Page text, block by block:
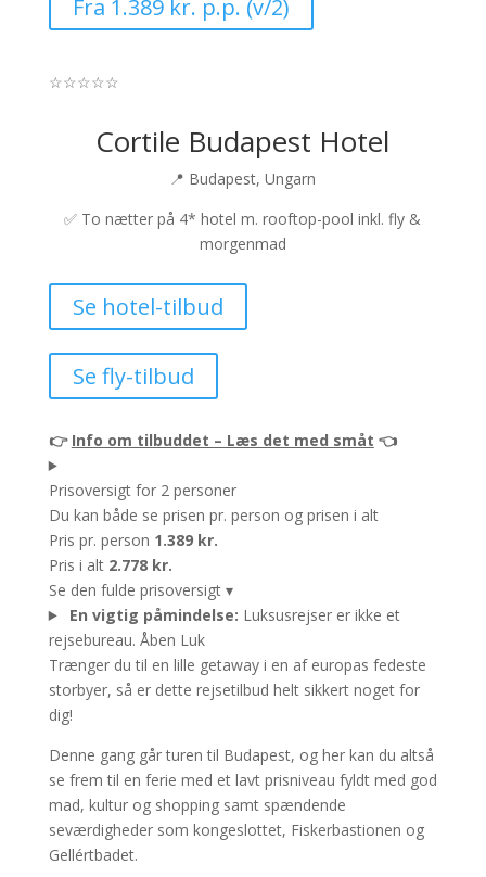
Fra 1.389 kr. p.p. (v/2)
☆☆☆☆☆
Cortile Budapest Hotel
📍 Budapest, Ungarn
✅ To nætter på 4* hotel m. rooftop-pool inkl. fly &
morgenmad
Se hotel-tilbud
Se fly-tilbud
👉 Info om tilbuddet – Læs det med småt 👈
Prisoversigt for 2 personer
Du kan både se prisen pr. person og prisen i alt
Pris pr. person 1.389 kr.
Pris i alt 2.778 kr.
Se den fulde prisoversigt ▾
En vigtig påmindelse: Luksusrejser er ikke et
rejsebureau. Åben Luk
Trænger du til en lille getaway i en af europas fedeste
storbyer, så er dette rejsetilbud helt sikkert noget for
dig!
Denne gang går turen til Budapest, og her kan du altså
se frem til en ferie med et lavt prisniveau fyldt med god
mad, kultur og shopping samt spændende
seværdigheder som kongeslottet, Fiskerbastionen og
Gellértbadet.